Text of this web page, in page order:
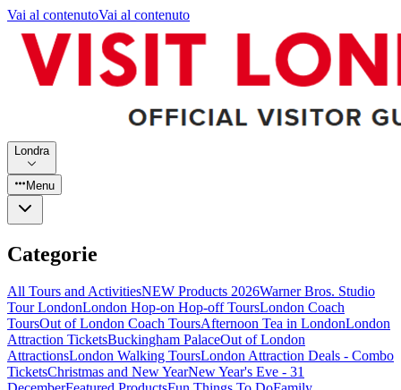
Vai al contenutoVai al contenuto
Londra
Menu
Categorie
All Tours and ActivitiesNEW Products 2026Warner Bros. Studio
Tour LondonLondon Hop-on Hop-off ToursLondon Coach
ToursOut of London Coach ToursAfternoon Tea in LondonLondon
Attraction TicketsBuckingham PalaceOut of London
AttractionsLondon Walking ToursLondon Attraction Deals - Combo
TicketsChristmas and New YearNew Year's Eve - 31